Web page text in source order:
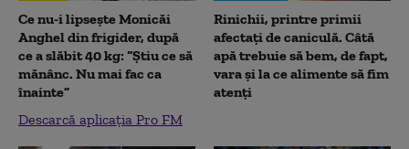
Ce nu-i lipsește Monicăi
Anghel din frigider, după
ce a slăbit 40 kg: “Știu ce să
mănânc. Nu mai fac ca
înainte”
Descarcă aplicația Pro FM
Rinichii, printre primii
afectați de caniculă. Câtă
apă trebuie să bem, de fapt,
vara și la ce alimente să fim
atenți